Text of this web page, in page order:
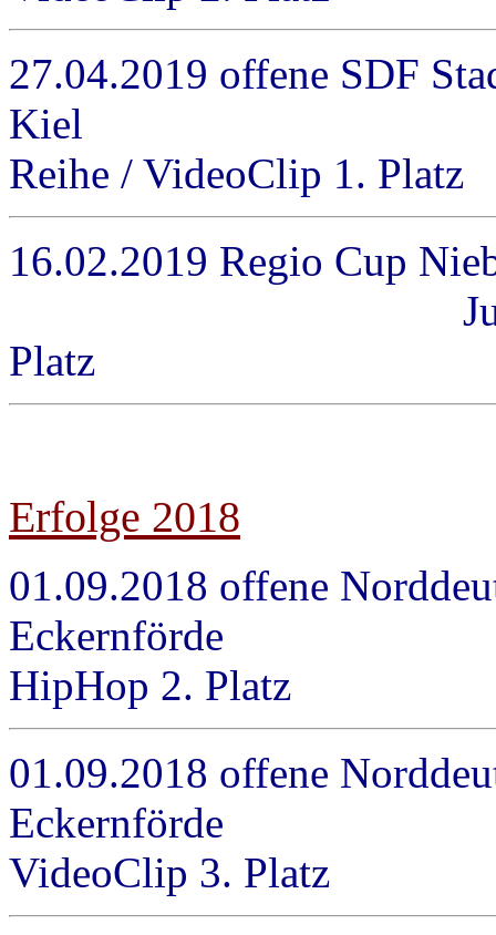
27.04.2019 offene SDF
Kiel
Reihe / VideoClip 1. Platz
16.02.2019
Juniors 1 / M-
Platz
Erfolge 2018
01.09.2018 offene
Eckernförde
HipHop 2. Platz
01.09.2018 offene
Eckernförde
VideoClip 3. Platz